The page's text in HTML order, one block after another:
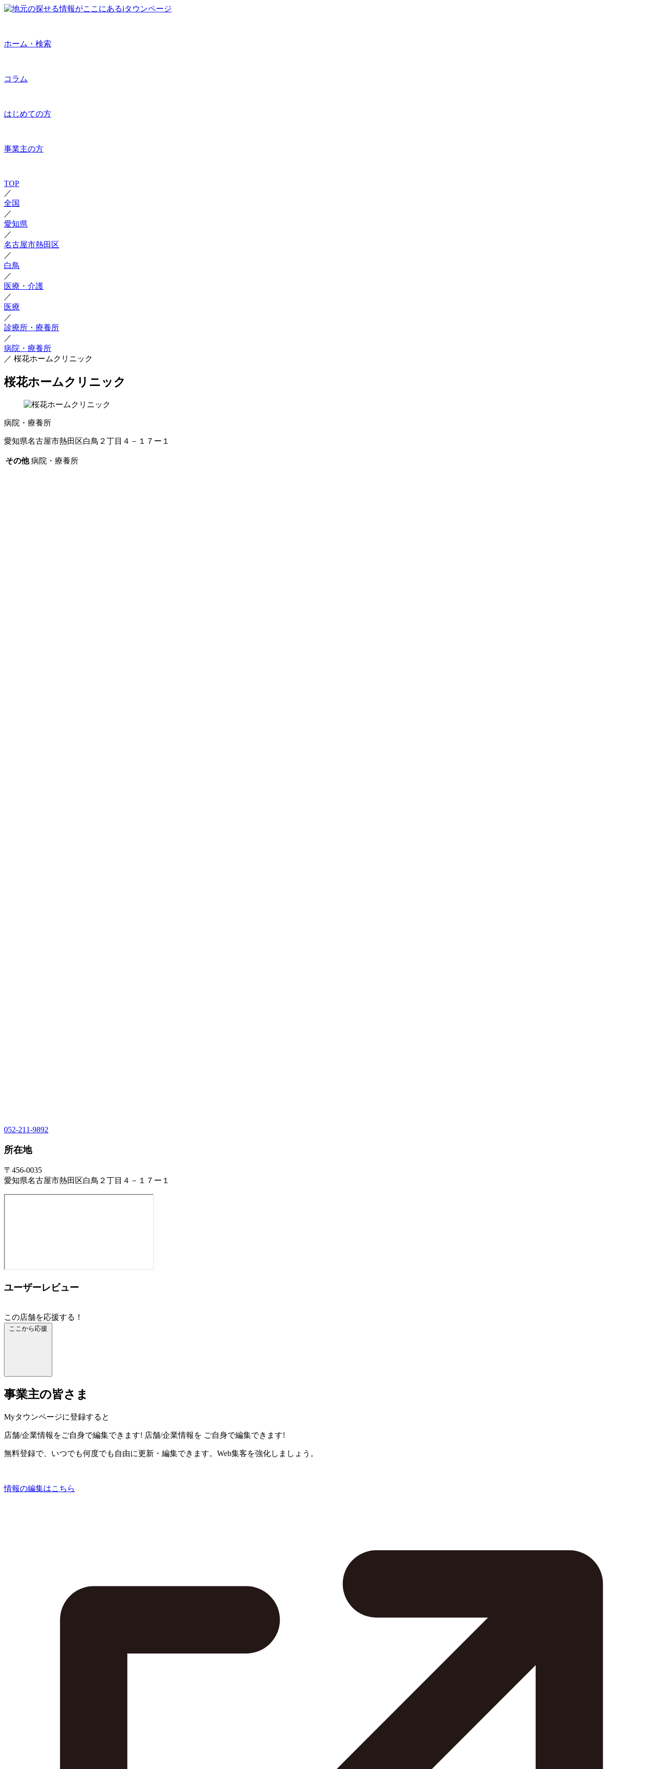
ホーム・検索
コラム
はじめての方
事業主の方
TOP
／
全国
／
愛知県
／
名古屋市熱田区
／
白鳥
／
医療・介護
／
医療
／
診療所・療養所
／
病院・療養所
／ 桜花ホームクリニック
桜花ホームクリニック
病院・療養所
愛知県名古屋市熱田区白鳥２丁目４－１７ー１
その他 病院・療養所
052-211-9892
所在地
〒456-0035
愛知県名古屋市熱田区白鳥２丁目４－１７ー１
ユーザーレビュー
この店舗を応援する！
ここから応援
事業主の皆さま
Myタウンページに登録すると
店舗/企業情報をご自身で編集できます! 店舗/企業情報を ご自身で編集できます!
無料登録で、いつでも何度でも自由に更新・編集できます。Web集客を強化しましょう。
情報の編集はこちら